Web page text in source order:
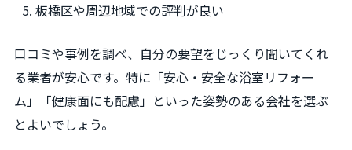
板橋区や周辺地域での評判が良い
口コミや事例を調べ、自分の要望をじっくり聞いてくれ
る業者が安心です。特に「安心・安全な浴室リフォー
ム」「健康面にも配慮」といった姿勢のある会社を選ぶ
とよいでしょう。